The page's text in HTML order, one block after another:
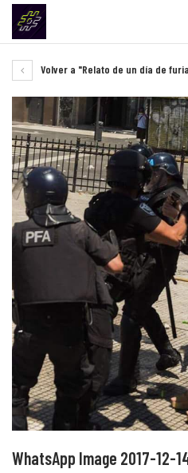
Volver a "Relato de un día de
WhatsApp Image 2017-12-